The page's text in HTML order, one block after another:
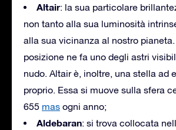
Altair: la sua particolare
non tanto alla sua luminosità
alla sua vicinanza al nostro
posizione ne fa uno degli astri
nudo. Altair è, inoltre, una stella ad
proprio. Essa si muove sulla sfera
655 mas ogni anno;
Aldebaran: si trova collocata